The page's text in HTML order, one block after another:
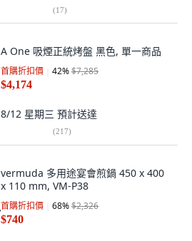
(17)
A One 吸煙正統烤盤 黑色, 單一商品
首購折扣價 42%$7,285
$4,174
8/12 星期三 預計送達
(217)
vermuda 多用途宴會煎鍋 450 x 400
x 110 mm, VM-P38
首購折扣價 68%$2,326
$740